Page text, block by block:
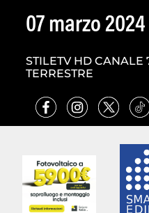
07 marzo 2024
STILETV HD CANALE
TERRESTRE